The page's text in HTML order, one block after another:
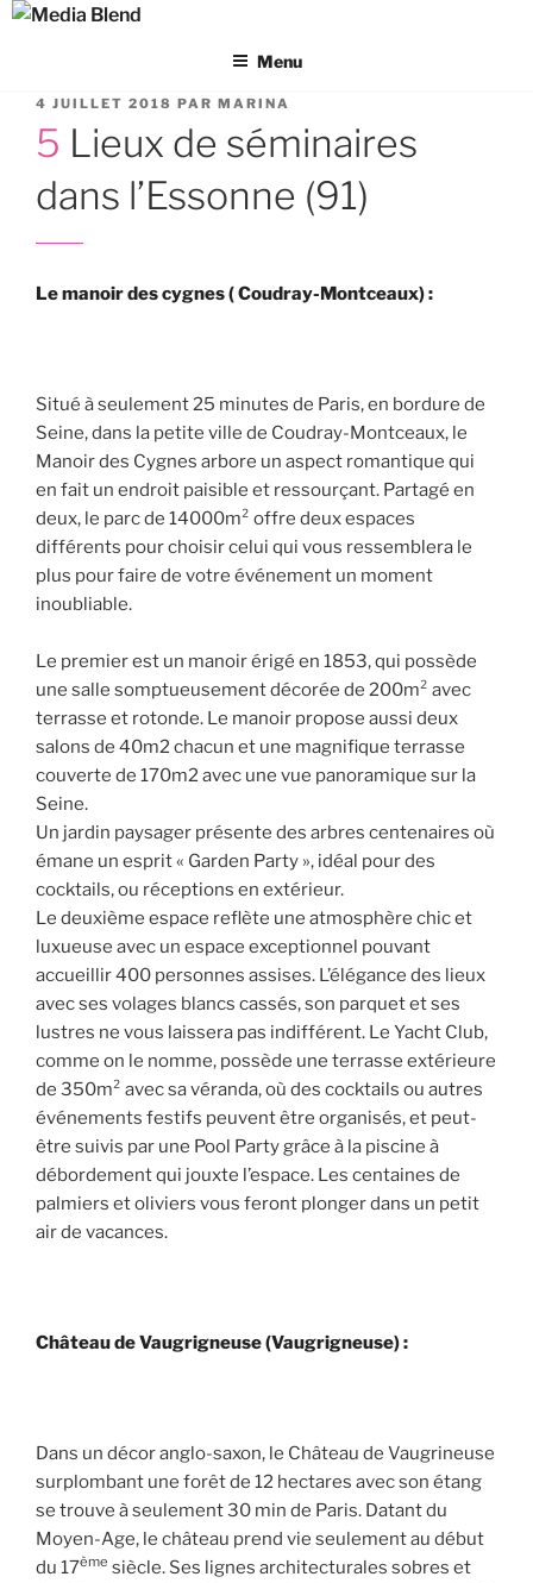
Aller
principal
Menu
PUBLIÉ
4 JUILLET 2018 PAR MARINA
5 Lieux de séminaires
dans l’Essonne (91)
Le manoir des cygnes ( Coudray-Montceaux) :
Situé à seulement 25 minutes de Paris, en bordure de
Seine, dans la petite ville de Coudray-Montceaux, le
Manoir des Cygnes arbore un aspect romantique qui
en fait un endroit paisible et ressourçant. Partagé en
deux, le parc de 14000m² offre deux espaces
différents pour choisir celui qui vous ressemblera le
plus pour faire de votre événement un moment
inoubliable.
Le premier est un manoir érigé en 1853, qui possède
une salle somptueusement décorée de 200m² avec
terrasse et rotonde. Le manoir propose aussi deux
salons de 40m2 chacun et une magnifique terrasse
couverte de 170m2 avec une vue panoramique sur la
Seine.
Un jardin paysager présente des arbres centenaires où
émane un esprit « Garden Party », idéal pour des
cocktails, ou réceptions en extérieur.
Le deuxième espace reflète une atmosphère chic et
luxueuse avec un espace exceptionnel pouvant
accueillir 400 personnes assises. L’élégance des lieux
avec ses volages blancs cassés, son parquet et ses
lustres ne vous laissera pas indifférent. Le Yacht Club,
comme on le nomme, possède une terrasse extérieure
de 350m² avec sa véranda, où des cocktails ou autres
événements festifs peuvent être organisés, et peut-
être suivis par une Pool Party grâce à la piscine à
débordement qui jouxte l’espace. Les centaines de
palmiers et oliviers vous feront plonger dans un petit
air de vacances.
Château de Vaugrigneuse (Vaugrigneuse) :
Dans un décor anglo-saxon, le Château de Vaugrineuse
surplombant une forêt de 12 hectares avec son étang
se trouve à seulement 30 min de Paris. Datant du
Moyen-Age, le château prend vie seulement au début
du 17ème siècle. Ses lignes architecturales sobres et